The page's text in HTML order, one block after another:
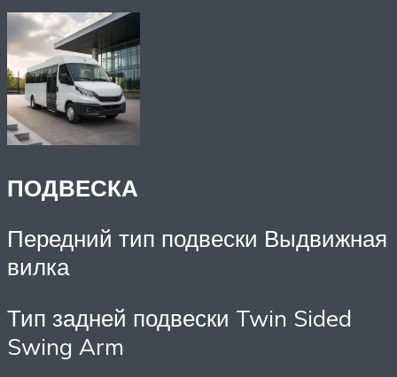
ПОДВЕСКА
Передний тип подвески Выдвижная
вилка
Тип задней подвески Twin Sided
Swing Arm